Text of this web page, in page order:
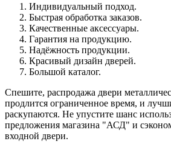
Индивидуальный подход.
Быстрая обработка заказов.
Качественные аксессуары.
Гарантия на продукцию.
Надёжность продукции.
Красивый дизайн дверей.
Большой каталог.
Спешите, распродажа двери
продлится ограниченное время, и
раскупаются. Не упустите шанс
предложения магазина "АСД" и
входной двери.